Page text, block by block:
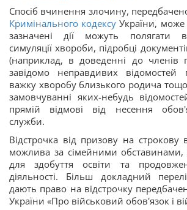
Спосіб вчинення злочину,
Кримінального кодексу України, може
зазначені дії можуть полягати в
симуляції хвороби, підробці
(наприклад, в доведенні до членів
завідомо неправдивих
важку хворобу близького родича
замовчуванні яких-небудь
прямій відмові від несення
служби.
Відстрочка від призову на строкову
можлива за сімейними обставинами,
для здобуття освіти та
діяльності. Більш докладний
дають право на відстрочку
України «Про військовий обов'язок і